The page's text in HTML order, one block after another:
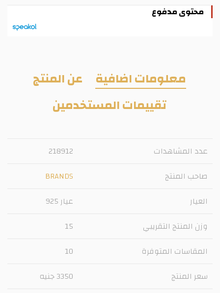
محتوى مدفوع
معلومات اضافية
عن المنتج
تقييمات المستخدمين
عدد المشاهدات
218912
صاحب المنتج
BRANDS
العيار
عيار 925
وزن المنتج التقريبي
15
المقاسات المتوفرة
10
سعر المنتج
3350 جنيه